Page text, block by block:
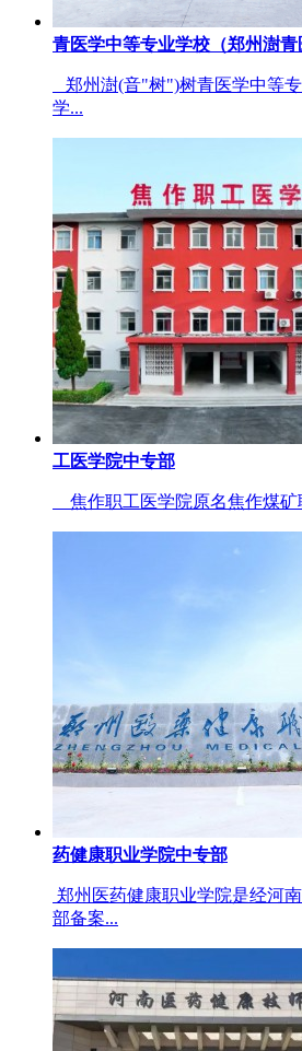
青医学中等专业学校（郑州澍青
郑州澍(音"树")树青医学中等
学...
工医学院中专部
焦作职工医学院原名焦作煤矿
药健康职业学院中专部
郑州医药健康职业学院是经河
部备案...